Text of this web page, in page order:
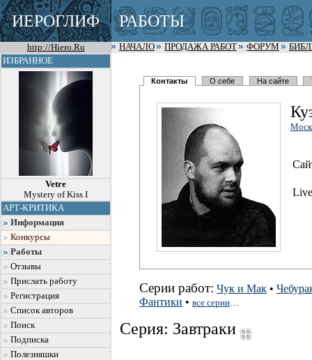
ИЕРОГЛИФ РАБОТЫ
http://Hiero.Ru НАЧАЛО ПРОДАЖА РАБОТ ФОРУМ
ИЗБРАННОЕ
Vetre
Mystery of Kiss I
АРТ-КРИТИКА
Информация
Конкурсы
Работы
Отзывы
Прислать работу
Регистрация
Список авторов
Поиск
Подписка
Полезняшки
Контакты О себе На сайте
Серии работ: Чук и Мак •
Фантики • все серии…
Серия: Завтраки